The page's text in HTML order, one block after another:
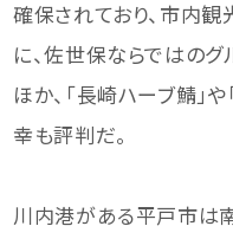
確保されており、市内観
に、佐世保ならではのグ
ほか、「長崎ハーブ鯖」
幸も評判だ。
川内港がある平戸市は